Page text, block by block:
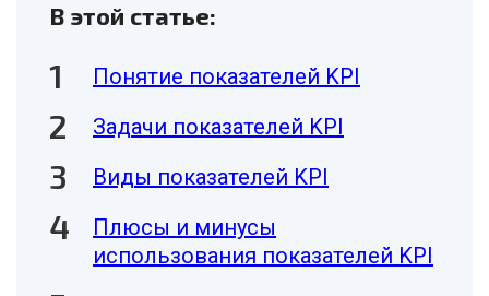
В этой статье:
Понятие показателей KPI
Задачи показателей KPI
Виды показателей KPI
Плюсы и минусы
использования показателей KPI